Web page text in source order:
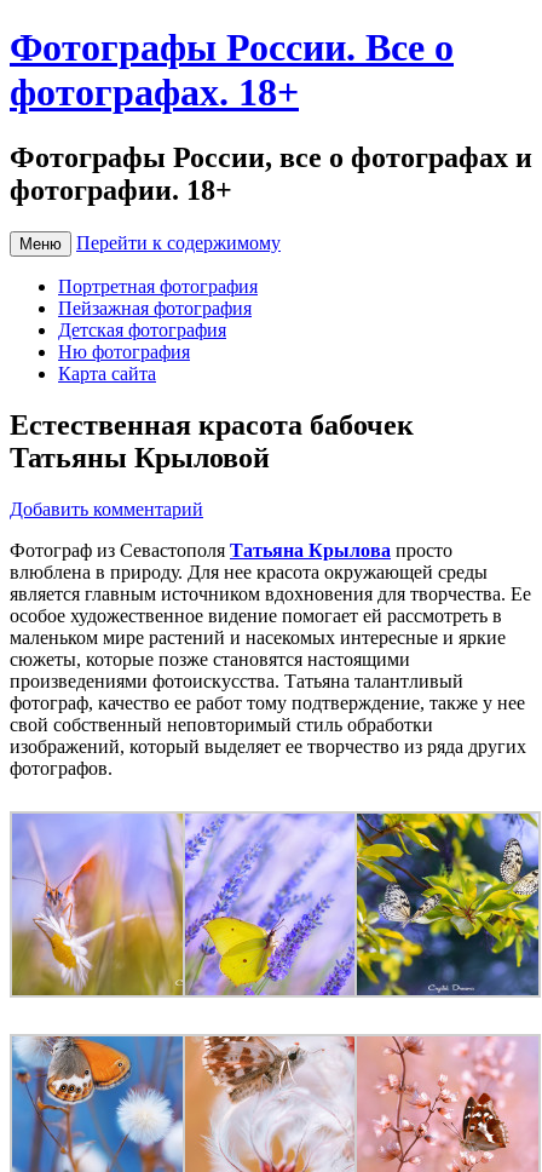
Фотографы России. Все о
фотографах. 18+
Фотографы России, все о фотографах и
фотографии. 18+
Меню Перейти к содержимому
Портретная фотография
Пейзажная фотография
Детская фотография
Ню фотография
Карта сайта
Естественная красота бабочек
Татьяны Крыловой
Добавить комментарий
Фотограф из Севастополя Татьяна Крылова просто
влюблена в природу. Для нее красота окружающей среды
является главным источником вдохновения для творчества. Ее
особое художественное видение помогает ей рассмотреть в
маленьком мире растений и насекомых интересные и яркие
сюжеты, которые позже становятся настоящими
произведениями фотоискусства. Татьяна талантливый
фотограф, качество ее работ тому подтверждение, также у нее
свой собственный неповторимый стиль обработки
изображений, который выделяет ее творчество из ряда других
фотографов.